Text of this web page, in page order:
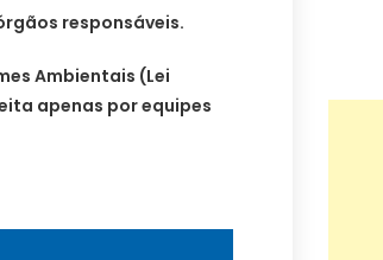
responsáveis.
Ambientais (Lei
apenas por equipes